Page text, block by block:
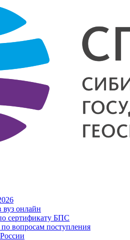
вуз онлайн
сертификату БПС
вопросам поступления